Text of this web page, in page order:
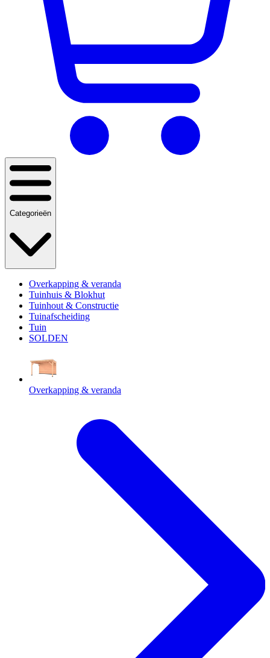
Categorieën
Overkapping & veranda
Tuinhuis & Blokhut
Tuinhout & Constructie
Tuinafscheiding
Tuin
SOLDEN
Overkapping & veranda